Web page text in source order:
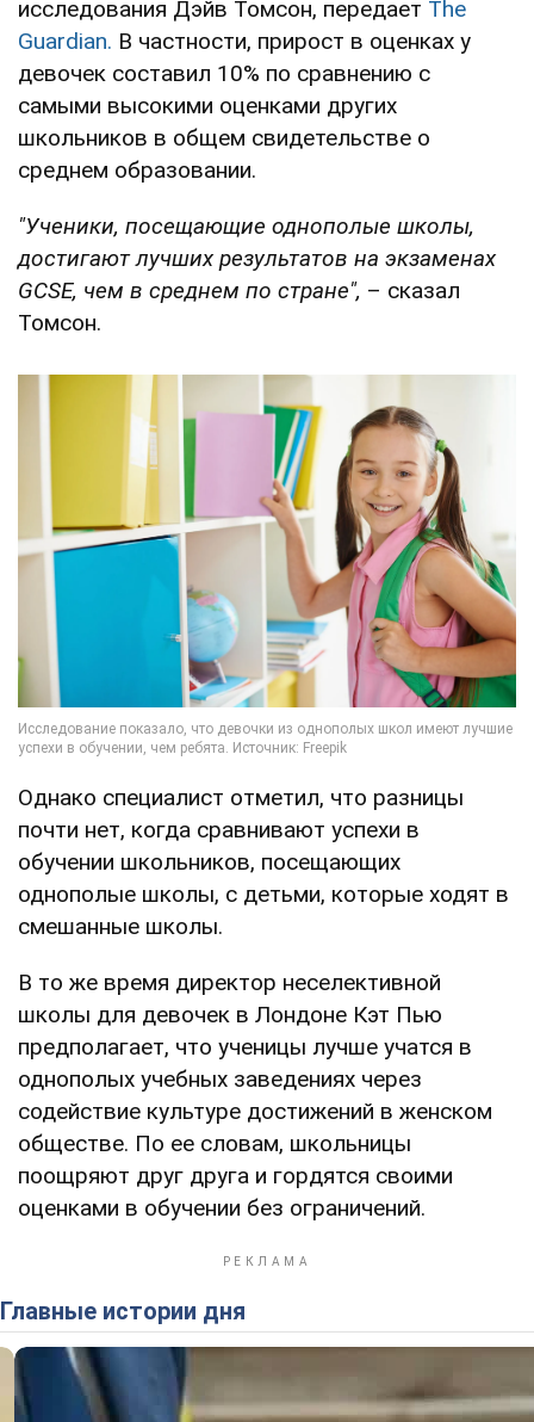
исследования Дэйв Томсон, передает The
Guardian. В частности, прирост в оценках у
девочек составил 10% по сравнению с
самыми высокими оценками других
школьников в общем свидетельстве о
среднем образовании.
"Ученики, посещающие однополые школы,
достигают лучших результатов на экзаменах
GCSE, чем в среднем по стране", – сказал
Томсон.
Однако специалист отметил, что разницы
почти нет, когда сравнивают успехи в
обучении школьников, посещающих
однополые школы, с детьми, которые ходят в
смешанные школы.
В то же время директор неселективной
школы для девочек в Лондоне Кэт Пью
предполагает, что ученицы лучше учатся в
однополых учебных заведениях через
содействие культуре достижений в женском
обществе. По ее словам, школьницы
поощряют друг друга и гордятся своими
оценками в обучении без ограничений.
Главные истории дня